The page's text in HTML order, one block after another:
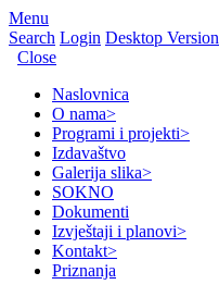
Menu
Search Login Desktop Version
Close
Naslovnica
O nama>
Programi i projekti>
Izdavaštvo
Galerija slika>
SOKNO
Dokumenti
Izvještaji i planovi>
Kontakt>
Priznanja